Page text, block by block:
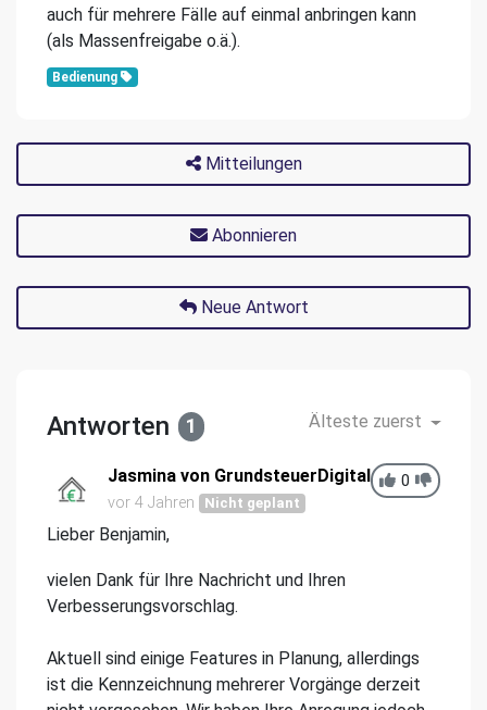
auch für mehrere Fälle auf einmal anbringen kann
(als Massenfreigabe o.ä.).
Bedienung
Mitteilungen
Abonnieren
Neue Antwort
Antworten 1 Älteste zuerst
0
Jasmina von GrundsteuerDigital
vor 4 Jahren Nicht geplant
Lieber Benjamin,
vielen Dank für Ihre Nachricht und Ihren
Verbesserungsvorschlag.
Aktuell sind einige Features in Planung, allerdings
ist die Kennzeichnung mehrerer Vorgänge derzeit